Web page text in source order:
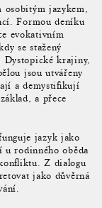
osobitým jazykem,
Formou deníku
evokativním
se stažený
Dystopické krajiny,
jsou utvářeny
a demystifikují
a přece
jazyk jako
u rodinného oběda
Z dialogu
jako důvěrná